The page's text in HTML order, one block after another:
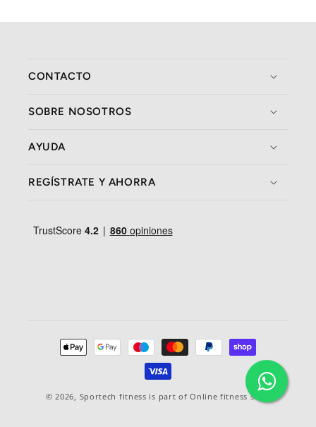
CONTACTO
SOBRE NOSOTROS
AYUDA
REGÍSTRATE Y AHORRA
Formas
de
© 2026, Sportech fitness is part of Online fitness sales